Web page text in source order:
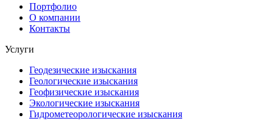
Портфолио
О компании
Контакты
Услуги
Геодезические изыскания
Геологические изыскания
Геофизические изыскания
Экологические изыскания
Гидрометеорологические изыскания